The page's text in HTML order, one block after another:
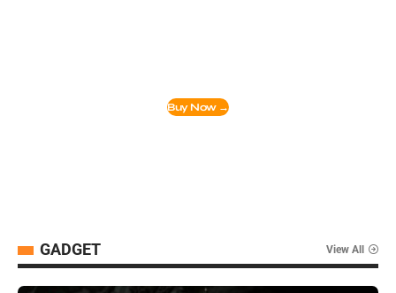
Buy Now →
GADGET View All